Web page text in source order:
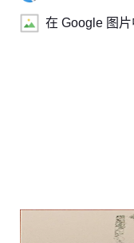
在 Google 图